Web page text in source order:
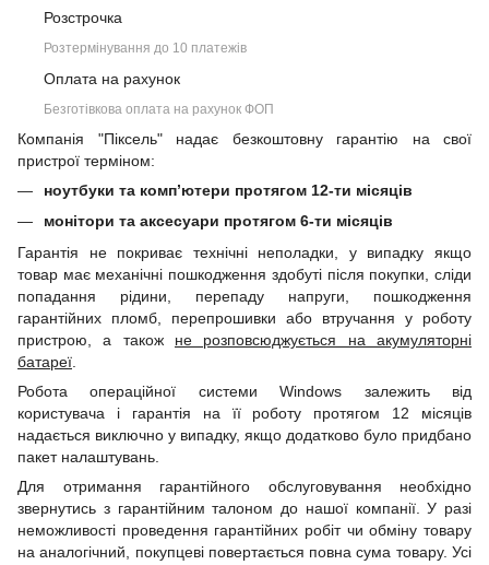
Розстрочка
Розтермінування до 10 платежів
Оплата на рахунок
Безготівкова оплата на рахунок ФОП
Компанія "Піксель" надає безкоштовну гарантію на свої
пристрої терміном:
ноутбуки та комп’ютери протягом 12-ти місяців
монітори та аксесуари протягом 6-ти місяців
Гарантія не покриває технічні неполадки, у випадку якщо
товар має механічні пошкодження здобуті після покупки, сліди
попадання рідини, перепаду напруги, пошкодження
гарантійних пломб, перепрошивки або втручання у роботу
пристрою, а також не розповсюджується на акумуляторні
батареї
Робота операційної системи Windows залежить від
користувача і гарантія на її роботу протягом 12 місяців
надається виключно у випадку, якщо додатково було придбано
пакет налаштувань.
Для отримання гарантійного обслуговування необхідно
звернутись з гарантійним талоном до нашої компанії. У разі
неможливості проведення гарантійних робіт чи обміну товару
на аналогічний, покупцеві повертається повна сума товару. Усі